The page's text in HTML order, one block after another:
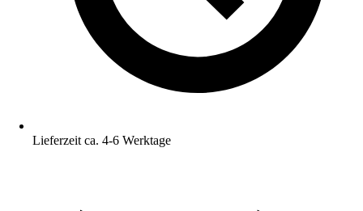
Lieferzeit ca. 4-6 Werktage